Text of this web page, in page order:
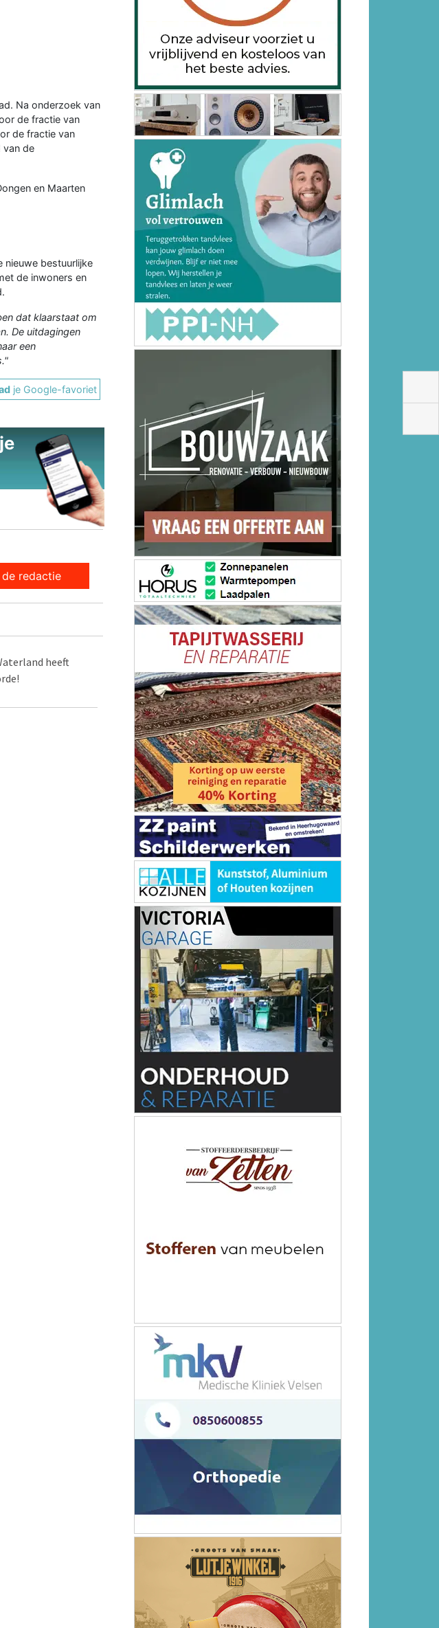
Na onderzoek van
de fractie van
de fractie van
van de
en Maarten
nieuwe bestuurlijke
de inwoners en
dat klaarstaat om
De uitdagingen
een
je Google-favoriet
redactie
heeft